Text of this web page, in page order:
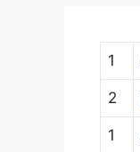
1
2
1